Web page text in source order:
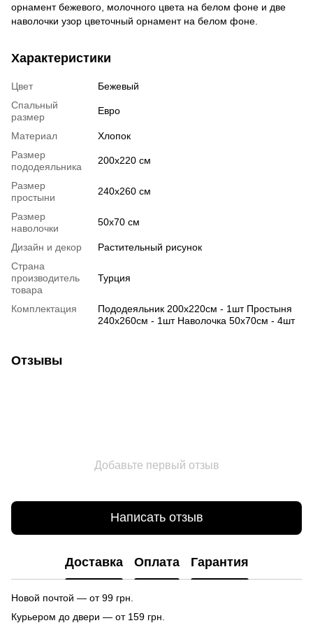
орнамент бежевого, молочного цвета на белом фоне и две
наволочки узор цветочный орнамент на белом фоне.
Характеристики
Цвет
Бежевый
Спальный
размер
Евро
Материал
Хлопок
Размер
пододеяльника
200х220 см
Размер
простыни
240х260 см
Размер
наволочки
50х70 см
Дизайн и декор
Растительный рисунок
Страна
производитель
товара
Турция
Комплектация
Пододеяльник 200х220см - 1шт Простыня
240х260см - 1шт Наволочка 50х70см - 4шт
Отзывы
Добавьте первый отзыв
Написать отзыв
Доставка Оплата Гарантия
Новой почтой — от 99 грн.
Курьером до двери — от 159 грн.